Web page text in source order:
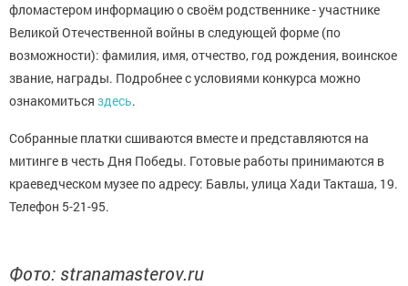
фломастером информацию о своём родственнике - участнике
Великой Отечественной войны в следующей форме (по
возможности): фамилия, имя, отчество, год рождения, воинское
звание, награды. Подробнее с условиями конкурса можно
ознакомиться здесь.
Собранные платки сшиваются вместе и представляются на
митинге в честь Дня Победы. Готовые работы принимаются в
краеведческом музее по адресу: Бавлы, улица Хади Такташа, 19.
Телефон 5-21-95.
Фото: stranamasterov.ru